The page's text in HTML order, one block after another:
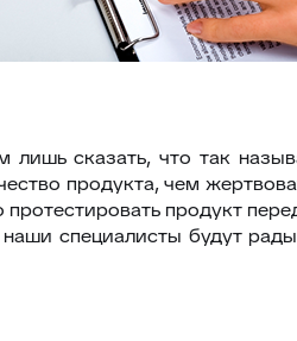
сказать, что так
продукта, чем
продукт
специалисты будут